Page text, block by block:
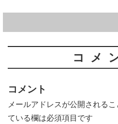
コメ
コメント
メールアドレスが公開されるこ
ている欄は必須項目です